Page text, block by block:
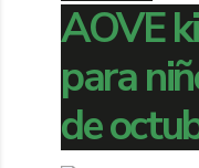
AOVE
para
de